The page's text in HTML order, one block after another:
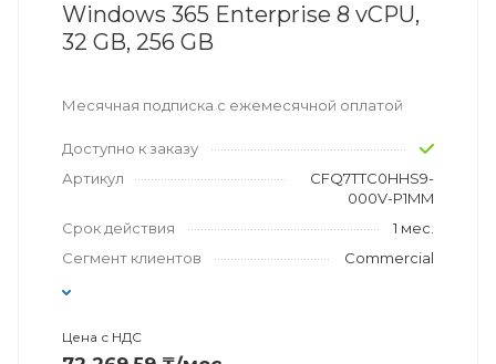
Windows 365 Enterprise 8 vCPU,
32 GB, 256 GB
Месячная подписка с ежемесячной оплатой
Доступно к заказу
Артикул
CFQ7TTC0HHS9-
000V-P1MM
Срок действия
1 мес.
Сегмент клиентов
Commercial
Цена с НДС